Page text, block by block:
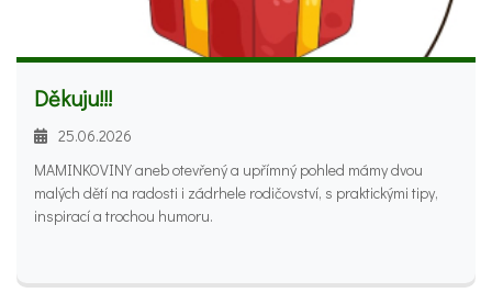
Děkuju!!!
25.06.2026
MAMINKOVINY aneb otevřený a upřímný pohled mámy dvou
malých dětí na radosti i zádrhele rodičovství, s praktickými tipy,
inspirací a trochou humoru.